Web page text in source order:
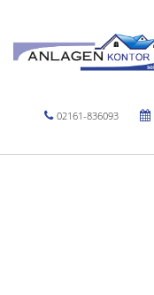
02161-836093